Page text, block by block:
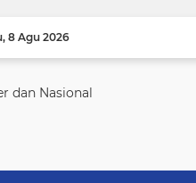
8 Agu 2026
dan Nasional